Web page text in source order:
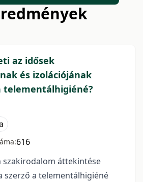
az idősek
és izolációjának
telementálhigiéné?
616
szakirodalom áttekintése
szerző a telementálhigiéné